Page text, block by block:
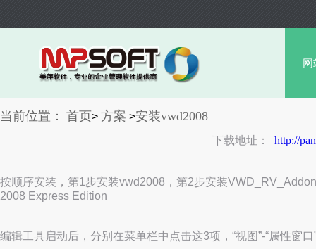
网
当前位置： 首页> 方案 >安装vwd2008
下载地址： http://
按顺序安装，第1步安装vwd2008，第2步安装
2008 Express Edition
编辑工具启动后，分别在菜单栏中点击这3项， “视图”-“属性窗口